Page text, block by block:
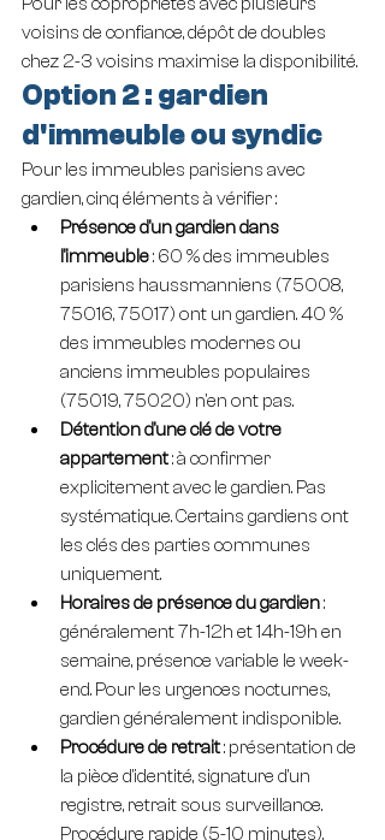
voisins de confiance, dépôt de doubles
chez 2-3 voisins maximise la disponibilité.
Option 2 : gardien
d'immeuble ou syndic
Pour les immeubles parisiens avec
gardien, cinq éléments à vérifier :
Présence d'un gardien dans
l'immeuble : 60 % des immeubles
parisiens haussmanniens (75008,
75016, 75017) ont un gardien. 40 %
des immeubles modernes ou
anciens immeubles populaires
(75019, 75020) n'en ont pas.
Détention d'une clé de votre
appartement : à confirmer
explicitement avec le gardien. Pas
systématique. Certains gardiens ont
les clés des parties communes
uniquement.
Horaires de présence du gardien :
généralement 7h-12h et 14h-19h en
semaine, présence variable le week-
end. Pour les urgences nocturnes,
gardien généralement indisponible.
Procédure de retrait : présentation de
la pièce d'identité, signature d'un
registre, retrait sous surveillance.
Procédure rapide (5-10 minutes).